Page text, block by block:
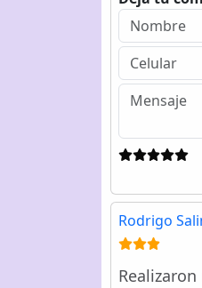
Rodrigo